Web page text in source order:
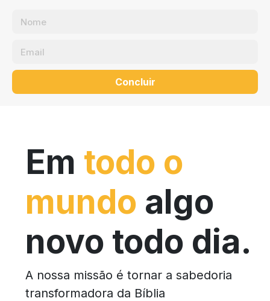
Concluir
Em todo o
mundo algo
novo todo dia.
A nossa missão é tornar a sabedoria
transformadora da Bíblia